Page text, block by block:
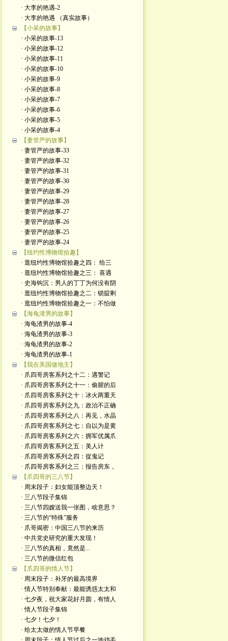
· 大李的艳遇-2
· 大李的艳遇 （真实故事）
【小呆的故事】
· 小呆的故事-13
· 小呆的故事-12
· 小呆的故事-11
· 小呆的故事-10
· 小呆的故事-9
· 小呆的故事-8
· 小呆的故事-7
· 小呆的故事-6
· 小呆的故事-5
· 小呆的故事-4
【妻管严的故事】
· 妻管严的故事-33
· 妻管严的故事-32
· 妻管严的故事-31
· 妻管严的故事-30
· 妻管严的故事-29
· 妻管严的故事-28
· 妻管严的故事-27
· 妻管严的故事-26
· 妻管严的故事-25
· 妻管严的故事-24
【纽约性博物馆拾趣】
· 逛纽约性博物馆拾趣之四： 给三
· 逛纽约性博物馆拾趣之三： 喜遇
· 史海钩沉：男人的丁丁为何没有阴
· 逛纽约性博物馆拾趣之二：锁腚剩
· 逛纽约性博物馆拾趣之一：不怕做
【海龟渣男的故事】
· 海龟渣男的故事-4
· 海龟渣男的故事-3
· 海龟渣男的故事-2
· 海龟渣男的故事-1
【我在美国做地主】
· 爪四哥房客系列之十二：遇警记
· 爪四哥房客系列之十一：偷腥的后
· 爪四哥房客系列之十：冰火两重天
· 爪四哥房客系列之九：政治不正确
· 爪四哥房客系列之八：再见，水晶
· 爪四哥房客系列之七：自以为是黄
· 爪四哥房客系列之六：拥军优属爪
· 爪四哥房客系列之五：美人计
· 爪四哥房客系列之四：捉鬼记
· 爪四哥房客系列之三：报告房东，
【爪四哥的三八节】
· 周末段子：妇女能顶整边天！
· 三八节段子集锦
· 三八节四嫂送我一张图，啥意思？
· 三八节的“特殊”服务
· 爪哥揭密：中国三八节的来历
· 中共党史研究的重大发现！
· 三八节的真相，竟然是...
· 三八节的微信红包
【爪四哥的情人节】
· 周末段子：补牙的最高境界
· 情人节特别奉献：最能诱惑太太和
· 七夕夜，祝大家花好月圆，有情人
· 情人节段子集锦
· 七夕！七夕！
· 给太太做的情人节早餐